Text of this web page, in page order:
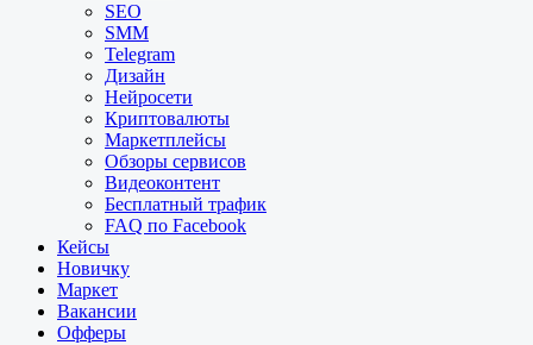
SEO
SMM
Telegram
Дизайн
Нейросети
Криптовалюты
Маркетплейсы
Обзоры сервисов
Видеоконтент
Бесплатный трафик
FAQ по Facebook
Кейсы
Новичку
Маркет
Вакансии
Офферы